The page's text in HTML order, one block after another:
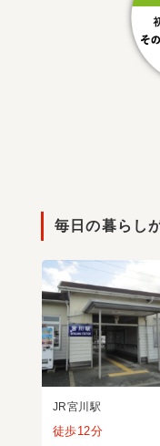
毎日の暮らし
JR宮川駅
徒歩12分